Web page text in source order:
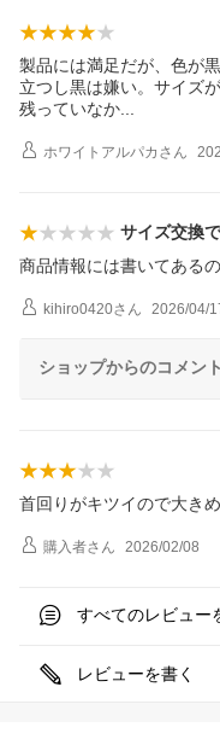
製品には満足だが、色が
立つし黒は嫌い。サイズ
残っていなか
ホワイトアルパカ さん
サイズ交換
商品情報には書いてある
kihiro0420さん 2026/04/
ショップからのコメン
首回りがキツイので大き
購入者さん 2026/02/08
すべてのレビュー
レビューを書く